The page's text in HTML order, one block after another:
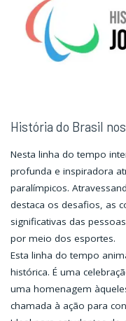
História do Brasil
Nesta linha do tempo
profunda e inspiradora
paralímpicos.
destaca os desafios, as
significativas das
por meio dos esportes.
Esta linha do tempo
histórica. É uma
uma homenagem
chamada à ação para